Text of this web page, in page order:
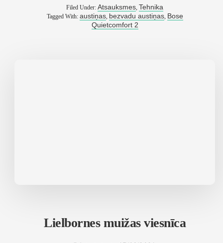
PAR
BOSE
QUIETCOMFORT
Filed Under:Atsauksmes, Tehnika
Tagged With: austiņas, bezvadu austiņas, Bose
Quietcomfort 2
Lielbornes muižas viesnīca